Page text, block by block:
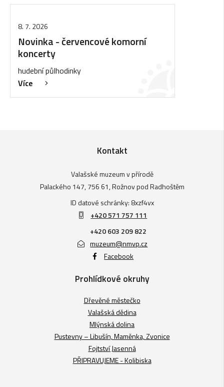
8. 7. 2026
Novinka - červencové komorní
koncerty
hudební půlhodinky
Více
Kontakt
Valašské muzeum v přírodě
Palackého 147, 756 61, Rožnov pod Radhoštěm
ID datové schránky: 8xzf4vx
+420 571 757 111
+420 603 209 822
muzeum@nmvp.cz
Facebook
Prohlídkové okruhy
Dřevěné městečko
Valašská dědina
Mlýnská dolina
Pustevny – Libušín, Maměnka, Zvonice
Fojtství Jasenná
PŘIPRAVUJEME - Kolibiska